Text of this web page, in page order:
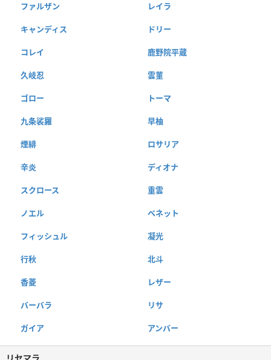
ファルザン レイラ
キャンディス ドリー
コレイ 鹿野院平蔵
久岐忍 雲菫
ゴロー トーマ
九条裟羅 早柚
煙緋 ロサリア
辛炎 ディオナ
スクロース 重雲
ノエル ベネット
フィッシュル 凝光
行秋 北斗
香菱 レザー
バーバラ リサ
ガイア アンバー